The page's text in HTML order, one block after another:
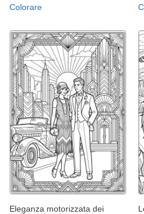
Colorare
Eleganza motorizzata dei